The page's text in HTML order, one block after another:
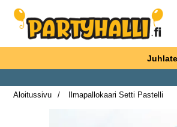
Ostoskori laajennettu Partyhallen AB
Aloitussivu
Ilmapallokaari Setti Pastelli